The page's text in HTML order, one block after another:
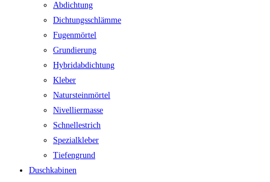
Abdichtung
Dichtungsschlämme
Fugenmörtel
Grundierung
Hybridabdichtung
Kleber
Natursteinmörtel
Nivelliermasse
Schnellestrich
Spezialkleber
Tiefengrund
Duschkabinen